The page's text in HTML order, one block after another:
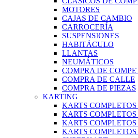
MOTORES
CAJAS DE CAMBIO
CARROCERÍA
SUSPENSIONES
HABITÁCULO
LLANTAS
NEUMÁTICOS
COMPRA DE
COMPRA DE CALLE
COMPRA DE PIEZAS
KARTING
KARTS
KARTS
KARTS COMPLETOS
KARTS COMPLETOS